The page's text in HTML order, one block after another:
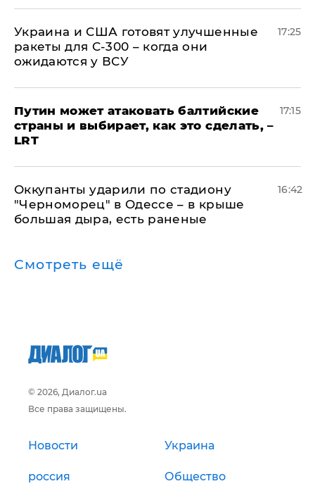
Украина и США готовят улучшенные
ракеты для С-300 – когда они
ожидаются у ВСУ
17:25
Путин может атаковать балтийские
страны и выбирает, как это сделать, –
LRT
17:15
Оккупанты ударили по стадиону
"Черноморец" в Одессе – в крыше
большая дыра, есть раненые
16:42
Смотреть ещё
© 2026, Диалог.ua
Все права защищены.
Новости Украина
россия Общество